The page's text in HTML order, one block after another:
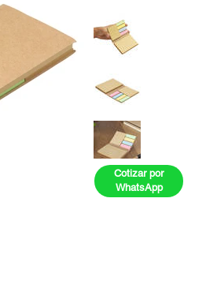
Cotizar por
WhatsApp